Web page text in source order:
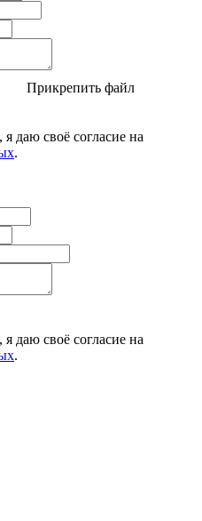
Прикрепить файл
даю своё согласие на
.
даю своё согласие на
.